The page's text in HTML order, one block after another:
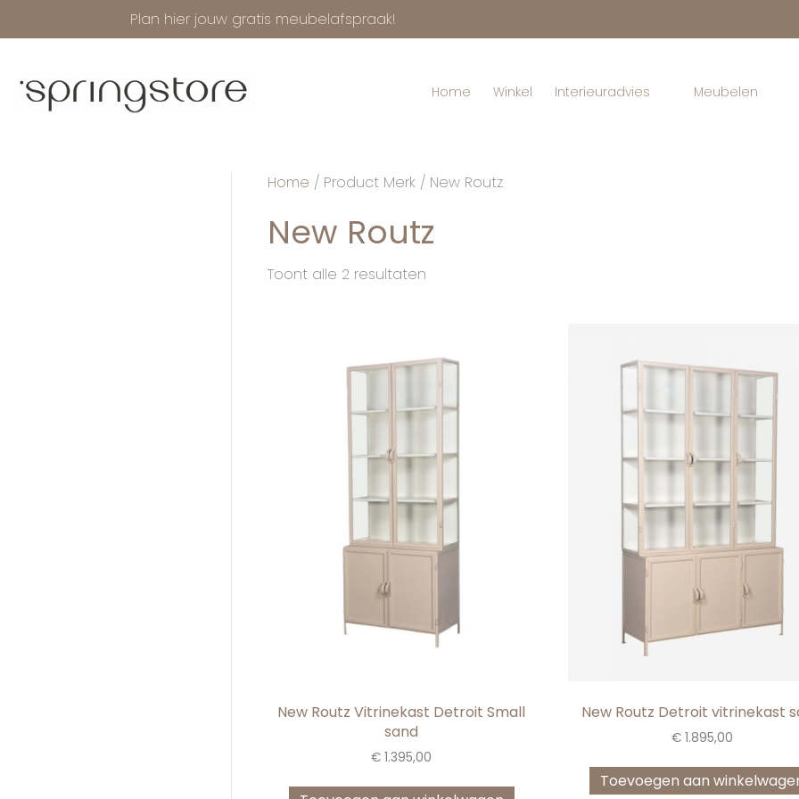
Plan hier jouw gratis meubelafspraak!
Home Winkel Interieuradvies Meubelen
Home / Product Merk / New Routz
New Routz
Toont alle 2 resultaten
New Routz Vitrinekast Detroit Small
sand
€ 1.395,00
New Routz Detroit vitrinekast
€ 1.895,00
Toevoegen aan